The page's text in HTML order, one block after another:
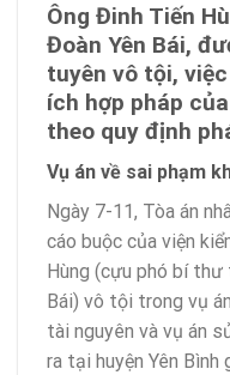
Ông Đinh Tiến
Đoàn Yên Bái,
tuyên vô tội,
ích hợp pháp
theo quy định
Vụ án về sai phạm
Ngày 7-11, Tòa án
cáo buộc của viện
Hùng (cựu phó bí thư
Bái) vô tội trong vụ
tài nguyên và vụ án
ra tại huyện Yên